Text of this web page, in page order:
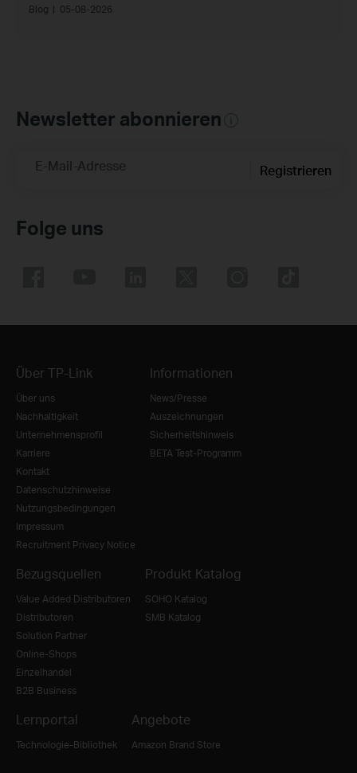
Blog | 05-08-2026
Newsletter abonnieren
E-Mail-Adresse Registrieren
Folge uns
Über TP-Link
Über uns
Nachhaltigkeit
Unternehmensprofil
Karriere
Kontakt
Datenschutzhinweise
Nutzungsbedingungen
Impressum
Recruitment Privacy Notice
Informationen
News/Presse
Auszeichnungen
Sicherheitshinweis
BETA Test-Programm
Bezugsquellen
Value Added Distributoren
Distributoren
Solution Partner
Online-Shops
Einzelhandel
B2B Business
Produkt Katalog
SOHO Katalog
SMB Katalog
Lernportal
Technologie-Bibliothek
Angebote
Amazon Brand Store